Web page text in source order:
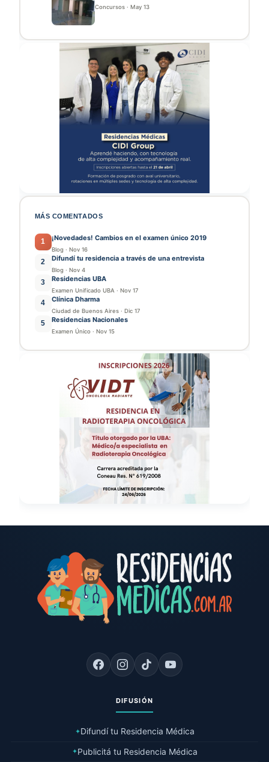
Concursos · May 13
MÁS COMENTADOS
1 ¡Novedades! Cambios en el examen único 2019
Blog · Nov 16
2 Difundí tu residencia a través de una entrevista
Blog · Nov 4
3 Residencias UBA
Examen Unificado UBA · Nov 17
4 Clínica Dharma
Ciudad de Buenos Aires · Dic 17
5 Residencias Nacionales
Examen Único · Nov 15
DIFUSIÓN
✦Difundí tu Residencia Médica
✦Publicitá tu Residencia Médica